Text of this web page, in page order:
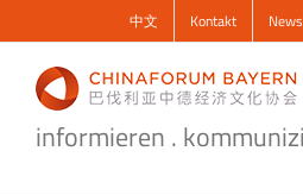
Inhalt
springen
中文 Kontakt
informieren .